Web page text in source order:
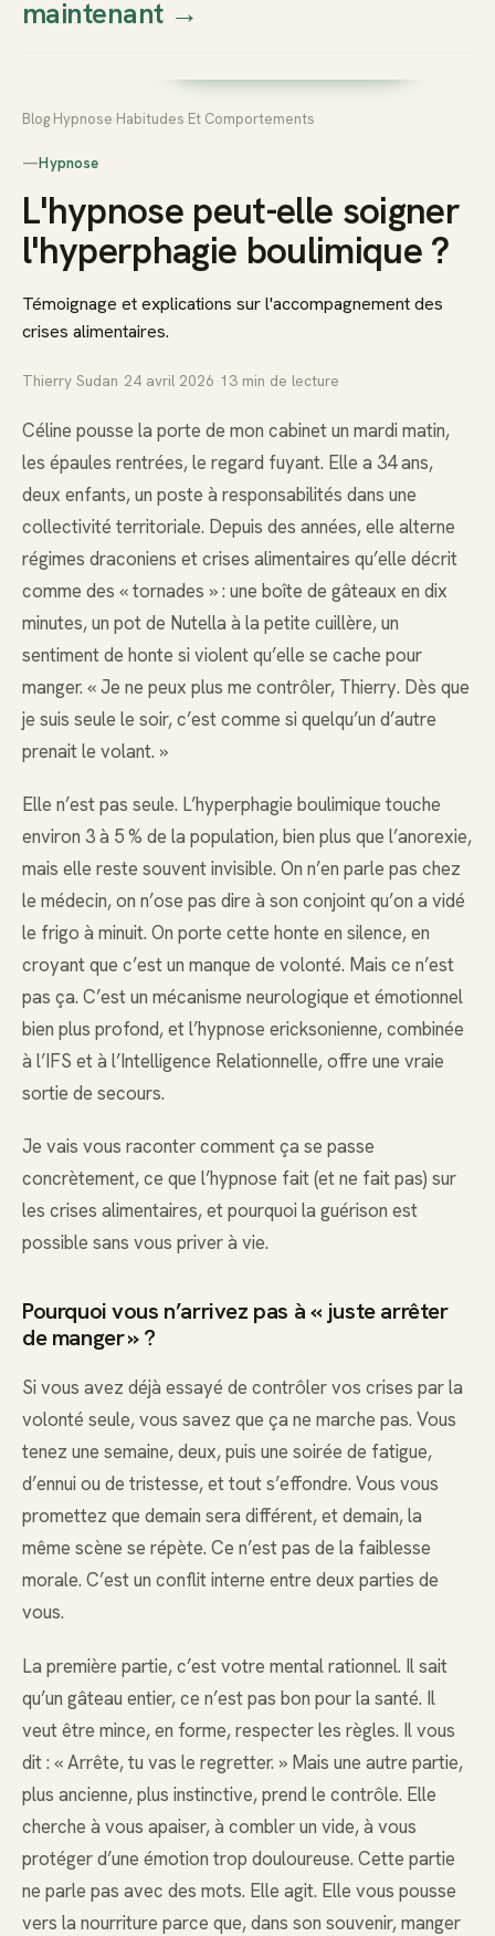
Thierry
Prendre rendez-vous dès
maintenant→
Blog Hypnose Habitudes Et Comportements
—Hypnose
L'hypnose peut-elle soigner
l'hyperphagie boulimique ?
Témoignage et explications sur l'accompagnement des
crises alimentaires.
Thierry Sudan 24 avril 2026 13 min de lecture
Céline pousse la porte de mon cabinet un mardi matin,
les épaules rentrées, le regard fuyant. Elle a 34 ans,
deux enfants, un poste à responsabilités dans une
collectivité territoriale. Depuis des années, elle alterne
régimes draconiens et crises alimentaires qu’elle décrit
comme des « tornades » : une boîte de gâteaux en dix
minutes, un pot de Nutella à la petite cuillère, un
sentiment de honte si violent qu’elle se cache pour
manger. « Je ne peux plus me contrôler, Thierry. Dès que
je suis seule le soir, c’est comme si quelqu’un d’autre
prenait le volant. »
Elle n’est pas seule. L’hyperphagie boulimique touche
environ 3 à 5 % de la population, bien plus que l’anorexie,
mais elle reste souvent invisible. On n’en parle pas chez
le médecin, on n’ose pas dire à son conjoint qu’on a vidé
le frigo à minuit. On porte cette honte en silence, en
croyant que c’est un manque de volonté. Mais ce n’est
pas ça. C’est un mécanisme neurologique et émotionnel
bien plus profond, et l’hypnose ericksonienne, combinée
à l’IFS et à l’Intelligence Relationnelle, offre une vraie
sortie de secours.
Je vais vous raconter comment ça se passe
concrètement, ce que l’hypnose fait (et ne fait pas) sur
les crises alimentaires, et pourquoi la guérison est
possible sans vous priver à vie.
Pourquoi vous n’arrivez pas à « juste arrêter
de manger » ?
Si vous avez déjà essayé de contrôler vos crises par la
volonté seule, vous savez que ça ne marche pas. Vous
tenez une semaine, deux, puis une soirée de fatigue,
d’ennui ou de tristesse, et tout s’effondre. Vous vous
promettez que demain sera différent, et demain, la
même scène se répète. Ce n’est pas de la faiblesse
morale. C’est un conflit interne entre deux parties de
vous.
La première partie, c’est votre mental rationnel. Il sait
qu’un gâteau entier, ce n’est pas bon pour la santé. Il
veut être mince, en forme, respecter les règles. Il vous
dit : « Arrête, tu vas le regretter. » Mais une autre partie,
plus ancienne, plus instinctive, prend le contrôle. Elle
cherche à vous apaiser, à combler un vide, à vous
protéger d’une émotion trop douloureuse. Cette partie
ne parle pas avec des mots. Elle agit. Elle vous pousse
vers la nourriture parce que, dans son souvenir, manger